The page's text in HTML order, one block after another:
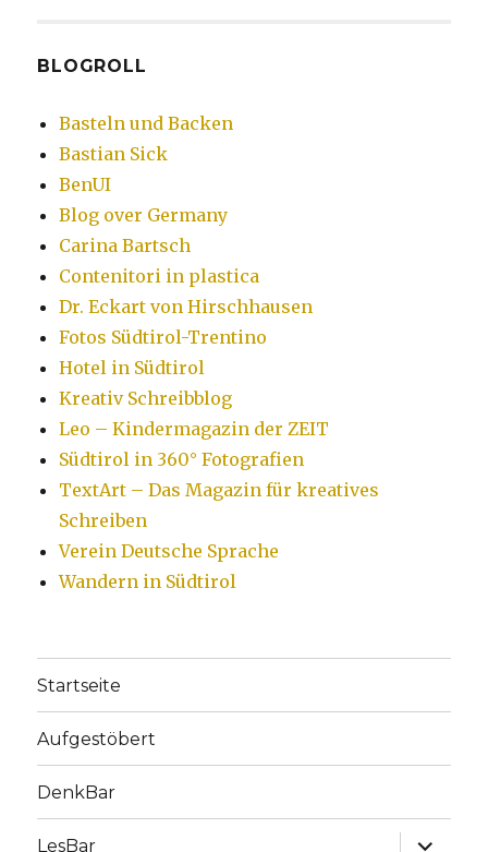
BLOGROLL
Basteln und Backen
Bastian Sick
BenUI
Blog over Germany
Carina Bartsch
Contenitori in plastica
Dr. Eckart von Hirschhausen
Fotos Südtirol-Trentino
Hotel in Südtirol
Kreativ Schreibblog
Leo – Kindermagazin der ZEIT
Südtirol in 360° Fotografien
TextArt – Das Magazin für kreatives
Schreiben
Verein Deutsche Sprache
Wandern in Südtirol
Startseite
Aufgestöbert
DenkBar
LesBar